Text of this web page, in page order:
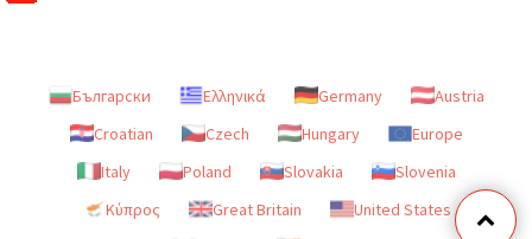
Български Ελληνικά Germany
Austria
Croatian
Czech Hungary
Europe
Italy
Poland Slovakia
Slovenia
Κύπρος
Great Britain
United States